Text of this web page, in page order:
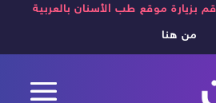
بزيارة موقع طب الأسنان بالعربية
من هنا